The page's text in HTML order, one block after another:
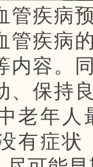
管疾病
管疾病
内容。
、保持
老年
有症